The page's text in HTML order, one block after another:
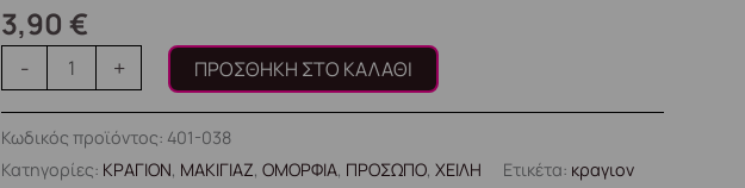
3,90€
-
Up
#038
(Mystic)
ποσότητα
+ ΠΡΟΣΘΉΚΗ ΣΤΟ ΚΑΛΆΘΙ
Κωδικός προϊόντος: 401-038
Κατηγορίες: ΚΡΑΓΙΟΝ, ΜΑΚΙΓΙΑΖ,ΟΜΟΡΦΙΑ, ΠΡΟΣΩΠΟ,ΧΕΙΛΗ Ετικέτα: κραγιον